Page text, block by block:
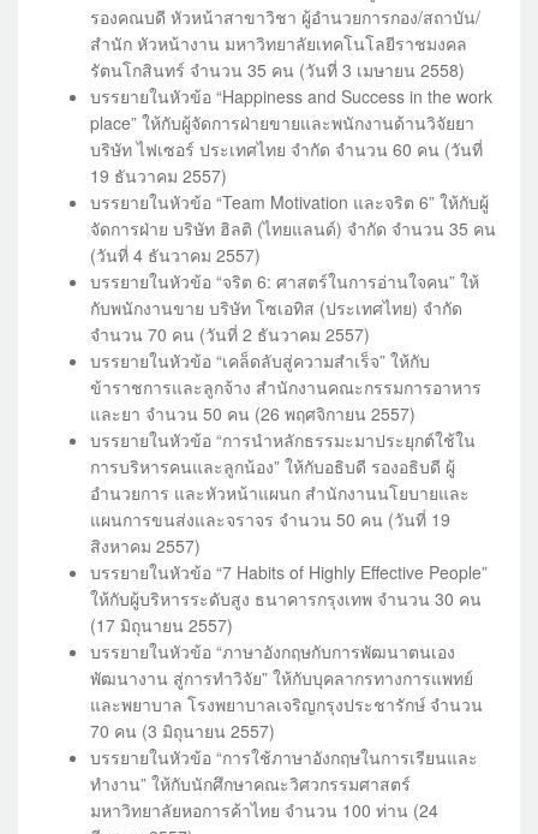
รองคณบดี หัวหน้าสาขาวิชา ผู้อำนวยการกอง/สถาบัน/
สำนัก หัวหน้างาน มหาวิทยาลัยเทคโนโลยีราชมงคล
รัตนโกสินทร์ จำนวน 35 คน (วันที่ 3 เมษายน 2558)
บรรยายในหัวข้อ “Happiness and Success in the work
place” ให้กับผู้จัดการฝ่ายขายและพนักงานด้านวิจัยยา
บริษัท ไฟเซอร์ ประเทศไทย จำกัด จำนวน 60 คน (วันที่
19 ธันวาคม 2557)
บรรยายในหัวข้อ “Team Motivation และจริต 6” ให้กับผู้
จัดการฝ่าย บริษัท ฮิลติ (ไทยแลนด์) จำกัด จำนวน 35 คน
(วันที่ 4 ธันวาคม 2557)
บรรยายในหัวข้อ “จริต 6: ศาสตร์ในการอ่านใจคน” ให้
กับพนักงานขาย บริษัท โซเอทิส (ประเทศไทย) จำกัด
จำนวน 70 คน (วันที่ 2 ธันวาคม 2557)
บรรยายในหัวข้อ “เคล็ดลับสู่ความสำเร็จ” ให้กับ
ข้าราชการและลูกจ้าง สำนักงานคณะกรรมการอาหาร
และยา จำนวน 50 คน (26 พฤศจิกายน 2557)
บรรยายในหัวข้อ “การนำหลักธรรมะมาประยุกต์ใช้ใน
การบริหารคนและลูกน้อง” ให้กับอธิบดี รองอธิบดี ผู้
อำนวยการ และหัวหน้าแผนก สำนักงานนโยบายและ
แผนการขนส่งและจราจร จำนวน 50 คน (วันที่ 19
สิงหาคม 2557)
บรรยายในหัวข้อ “7 Habits of Highly Effective People”
ให้กับผู้บริหารระดับสูง ธนาคารกรุงเทพ จำนวน 30 คน
(17 มิถุนายน 2557)
บรรยายในหัวข้อ “ภาษาอังกฤษกับการพัฒนาตนเอง
พัฒนางาน สู่การทำวิจัย” ให้กับบุคลากรทางการแพทย์
และพยาบาล โรงพยาบาลเจริญกรุงประชารักษ์ จำนวน
70 คน (3 มิถุนายน 2557)
บรรยายในหัวข้อ “การใช้ภาษาอังกฤษในการเรียนและ
ทำงาน” ให้กับนักศึกษาคณะวิศวกรรมศาสตร์
มหาวิทยาลัยหอการค้าไทย จำนวน 100 ท่าน (24